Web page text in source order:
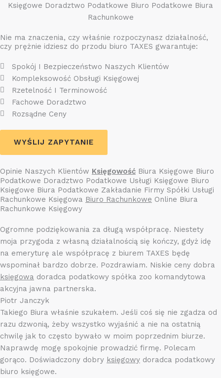
Księgowe Doradztwo Podatkowe Biuro Podatkowe Biura
Rachunkowe
Nie ma znaczenia, czy właśnie rozpoczynasz działalność,
czy prężnie idziesz do przodu biuro TAXES gwarantuje:
Spokój I Bezpieczeństwo Naszych Klientów
Kompleksowość Obsługi Księgowej
Rzetelność I Terminowość
Fachowe Doradztwo
Rozsądne Ceny
WYŚLIJ ZAPYTANIE
Opinie Naszych Klientów Księgowość Biura Księgowe Biuro
Podatkowe Doradztwo Podatkowe Usługi Księgowe Biuro
Księgowe Biura Podatkowe Zakładanie Firmy Spółki Usługi
Rachunkowe Księgowa Biuro Rachunkowe Online Biura
Rachunkowe Księgowy
Ogromne podziękowania za długą współpracę. Niestety
moja przygoda z własną działalnością się kończy, gdyż idę
na emeryturę ale współpracę z biurem TAXES będę
wspominał bardzo dobrze. Pozdrawiam. Niskie ceny dobra
księgowa doradca podatkowy spółka zoo komandytowa
akcyjna jawna partnerska.
Piotr Janczyk
Takiego Biura właśnie szukałem. Jeśli coś się nie zgadza od
razu dzwonią, żeby wszystko wyjaśnić a nie na ostatnią
chwilę jak to często bywało w moim poprzednim biurze.
Naprawdę mogę spokojnie prowadzić firmę. Polecam
gorąco. Doświadczony dobry księgowy doradca podatkowy
biuro księgowe.